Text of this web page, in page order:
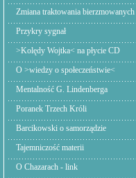
Zmiana traktowania bierzmowanych
Przykry sygnał
>Kolędy Wojtka< na płycie CD
O >wiedzy o społeczeństwie<
Mentalność G. Lindenberga
Poranek Trzech Króli
Barcikowski o samorządzie
Tajemniczość materii
O Chazarach - link